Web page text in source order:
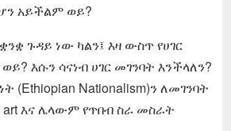
አይችልም ወይ?
ጉዳይ ነው ካልን፤ እዛ ውስጥ የሀገር
እሱን ሳናነብ ሀገር መገንባት እንችላለን?
Nationalism)ን ለመገንባት
art እና ሌላውም የጥበብ ስራ መስራት